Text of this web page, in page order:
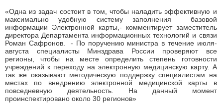
«Одна из задач состоит в том, чтобы наладить эффективную и
максимально удобную систему заполнения базовой
информации Электронной карты,- комментирует заместитель
директора Департамента информационных технологий и связи
Роман Сафронов. - По поручению министра в течение июля-
августа специалисты Минздрава России проверяют все
регионы, чтобы на месте определить степень готовности
учреждений к переходу на электронную медицинскую карту. А
так же оказывают методическую поддержку специалистам на
местах по внедрению электронной медицинской карты в
повседневную деятельность. На данный момент
проинспектировано около 30 регионов»